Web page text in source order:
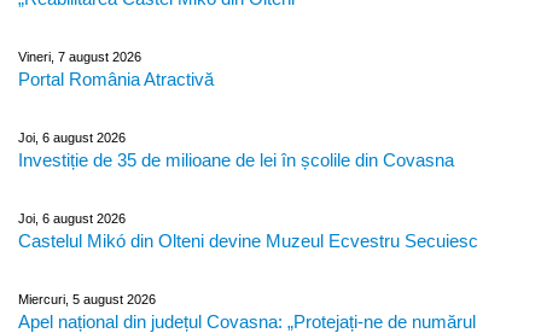
Vineri, 7 august 2026
Portal România Atractivă
Joi, 6 august 2026
Investiție de 35 de milioane de lei în școlile din Covasna
Joi, 6 august 2026
Castelul Mikó din Olteni devine Muzeul Ecvestru Secuiesc
Miercuri, 5 august 2026
Apel național din județul Covasna: „Protejați-ne de numărul